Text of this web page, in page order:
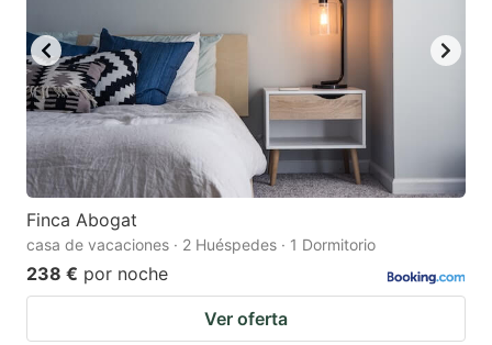
Finca Abogat
casa de vacaciones · 2 Huéspedes · 1 Dormitorio
238 € por noche
Ver oferta